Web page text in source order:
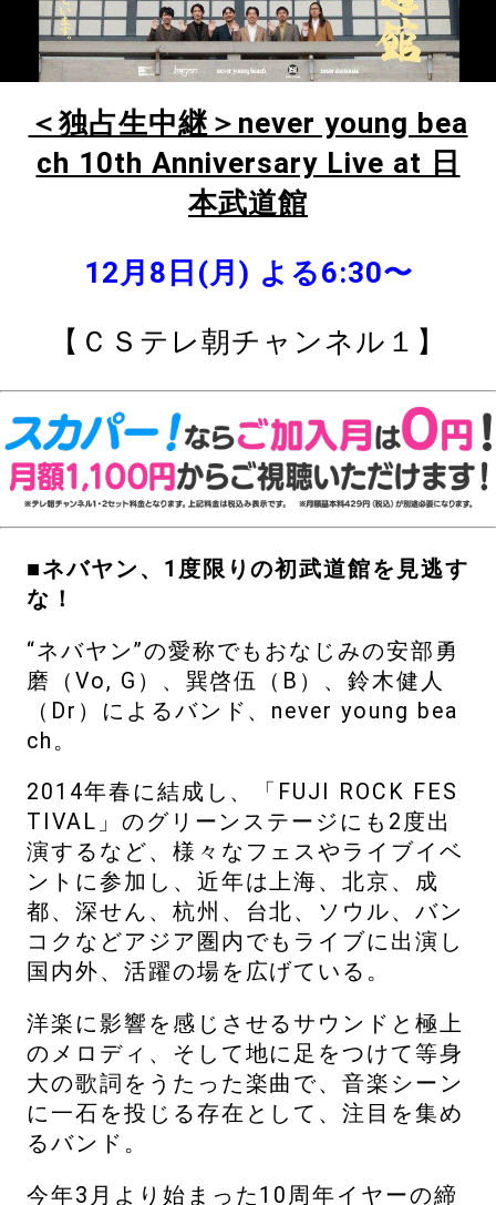
＜独占生中継＞never young bea
ch 10th Anniversary Live at 日
本武道館
12月8日(月) よる6:30〜
【ＣＳテレ朝チャンネル１】
■ネバヤン、1度限りの初武道館を見逃す
な！
“ネバヤン”の愛称でもおなじみの安部勇
磨（Vo, G）、巽啓伍（B）、鈴木健人
（Dr）によるバンド、never young bea
ch。
2014年春に結成し、「FUJI ROCK FES
TIVAL」のグリーンステージにも2度出
演するなど、様々なフェスやライブイベ
ントに参加し、近年は上海、北京、成
都、深せん、杭州、台北、ソウル、バン
コクなどアジア圏内でもライブに出演し
国内外、活躍の場を広げている。
洋楽に影響を感じさせるサウンドと極上
のメロディ、そして地に足をつけて等身
大の歌詞をうたった楽曲で、音楽シーン
に一石を投じる存在として、注目を集め
るバンド。
今年3月より始まった10周年イヤーの締